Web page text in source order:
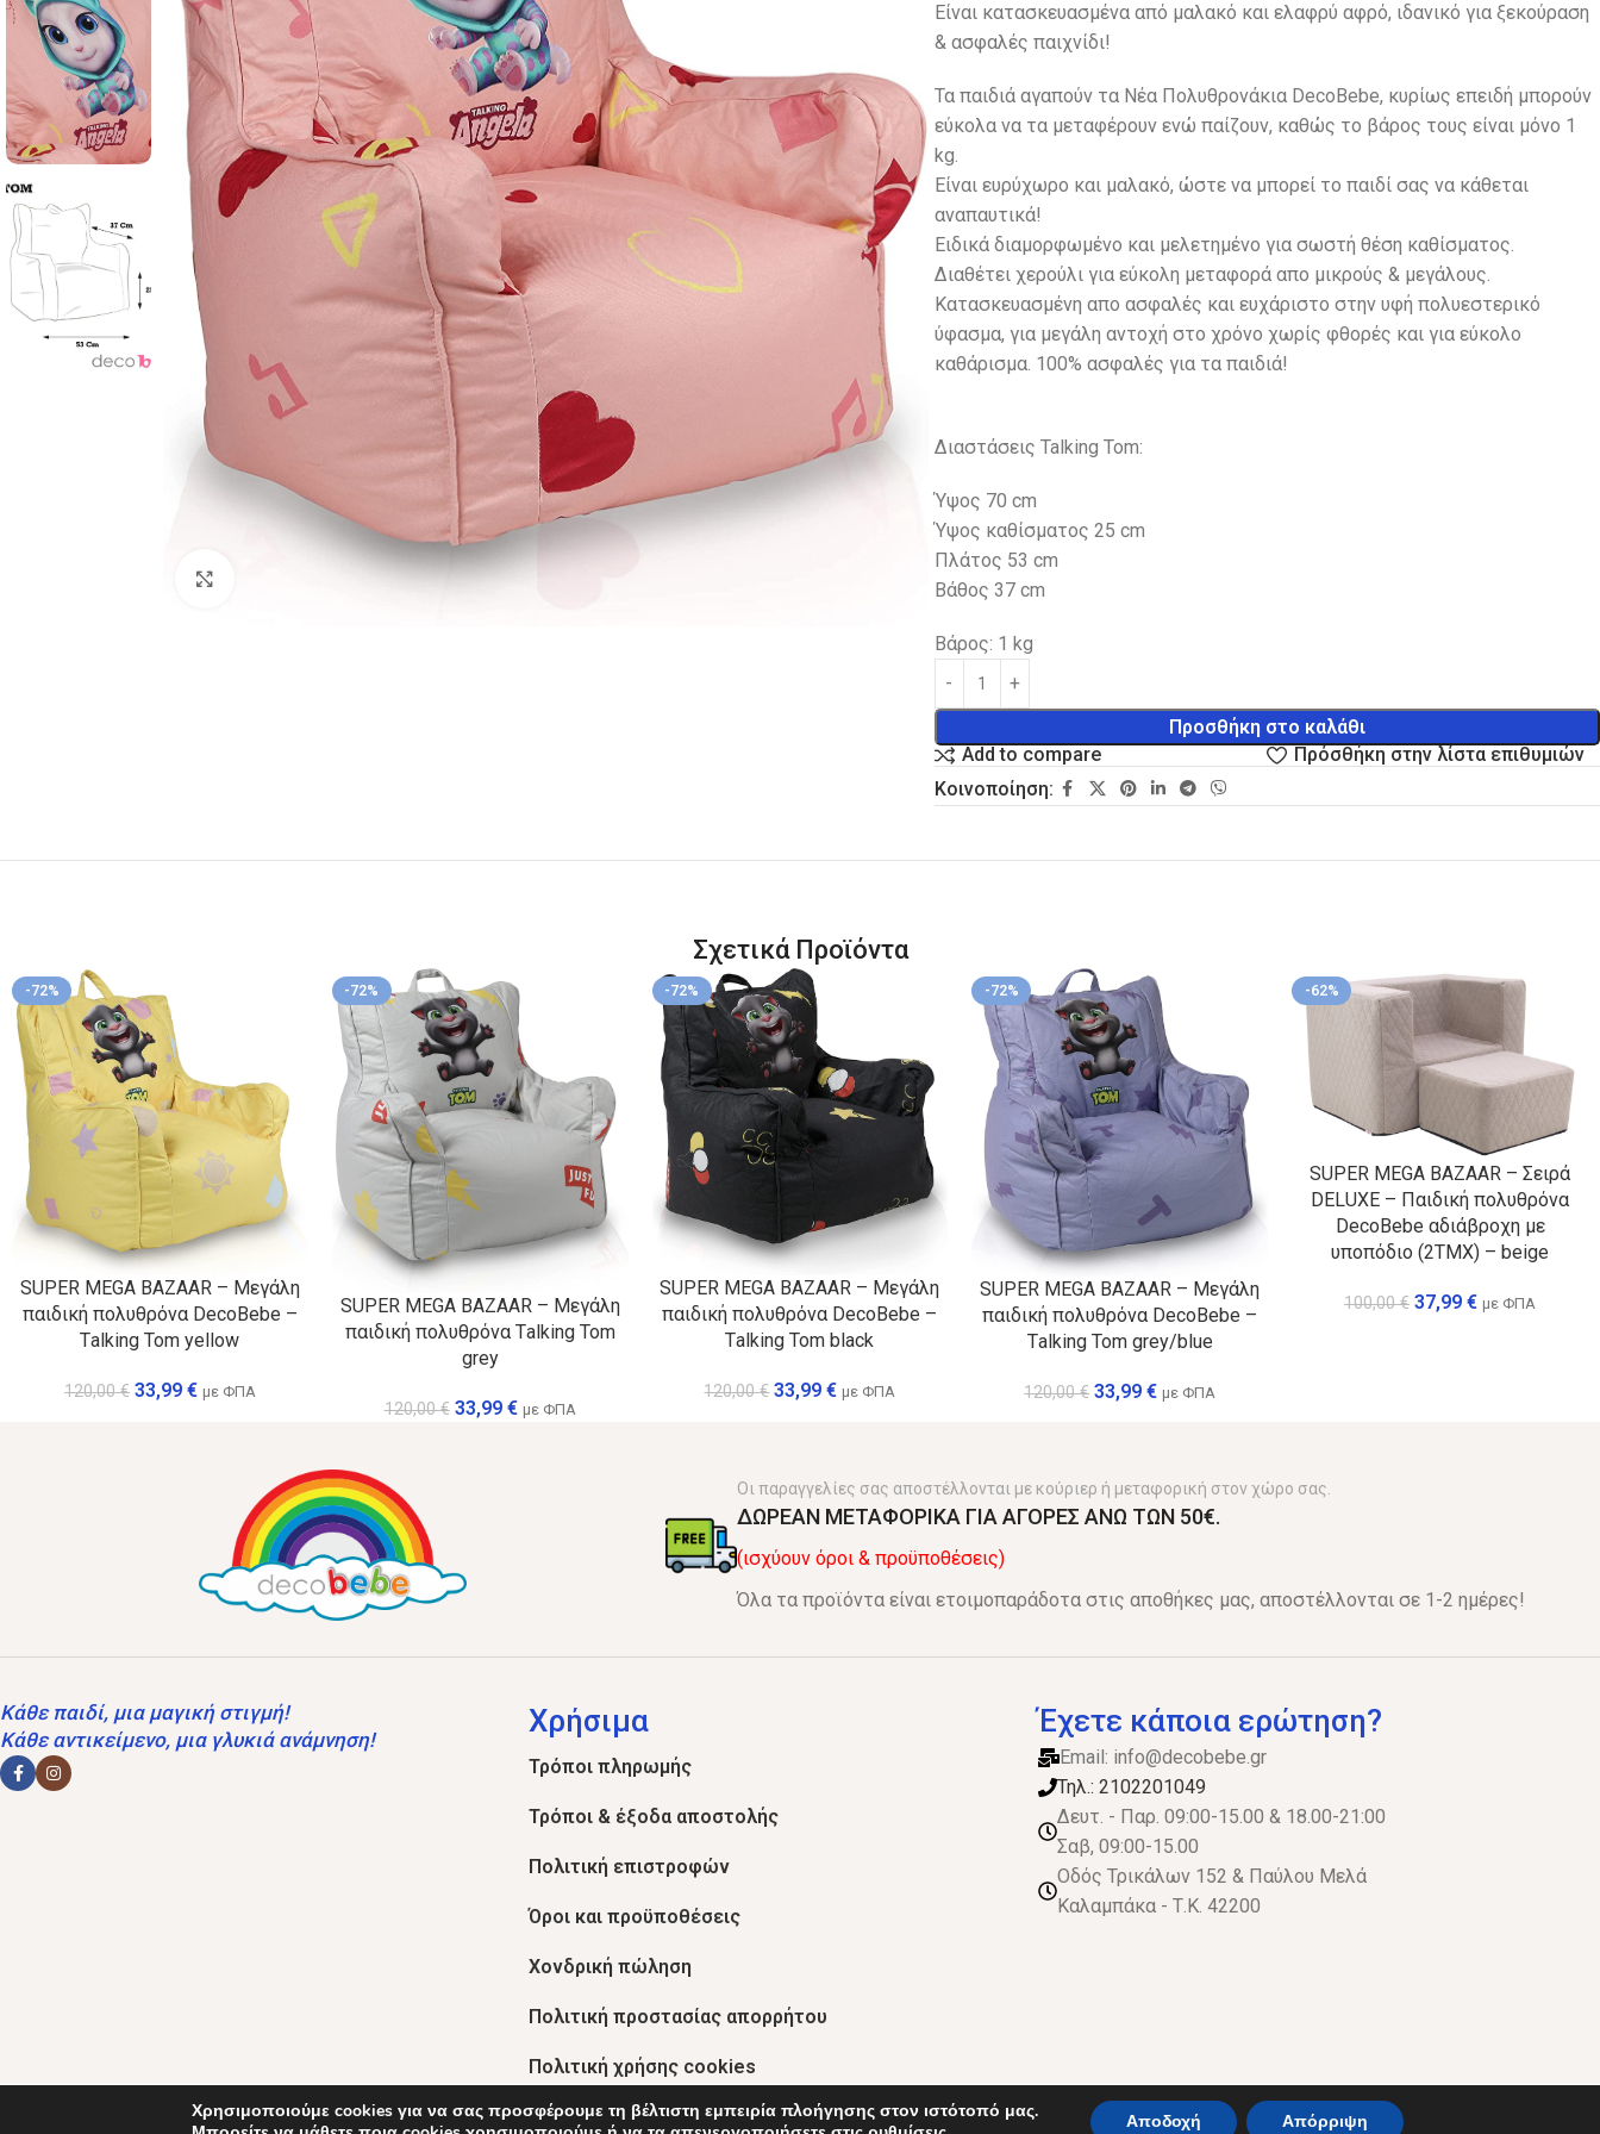
Είναι κατασκευασμένα από μαλακό και ελαφρύ αφρό, ιδανικό για ξεκούραση
& ασφαλές παιχνίδι!
Τα παιδιά αγαπούν τα Νέα Πολυθρονάκια DecoBebe, κυρίως επειδή μπορούν
εύκολα να τα μεταφέρουν ενώ παίζουν, καθώς το βάρος τους είναι μόνο 1
kg.
Eίναι ευρύχωρο και μαλακό, ώστε να μπορεί το παιδί σας να κάθεται
αναπαυτικά!
Ειδικά διαμορφωμένο και μελετημένο για σωστή θέση καθίσματος.
Διαθέτει χερούλι για εύκολη μεταφορά απο μικρούς & μεγάλους.
Κατασκευασμένη απο ασφαλές και ευχάριστο στην υφή πολυεστερικό
ύφασμα, για μεγάλη αντοχή στο χρόνο χωρίς φθορές και για εύκολο
καθάρισμα. 100% ασφαλές για τα παιδιά!
Διαστάσεις Talking Tom:
Ύψος 70 cm
Ύψος καθίσματος 25 cm
Πλάτος 53 cm
Βάθος 37 cm
Βάρος: 1 kg
Προσθήκη στο καλάθι
Add to compare
Πρόσθήκη στην λίστα επιθυμιών
Κοινοποίηση:
Σχετικά Προϊόντα
-72%
SUPER MEGA BAZAAR – Μεγάλη
παιδική πολυθρόνα DecoBebe –
Τalking Tom yellow
120,00€ 33,99 € με ΦΠΑ
-72%
SUPER MEGA BAZAAR – Μεγάλη
παιδική πολυθρόνα Τalking Tom
grey
120,00€ 33,99 € με ΦΠΑ
-72%
SUPER MEGA BAZAAR – Μεγάλη
παιδική πολυθρόνα DecoBebe –
Τalking Tom black
120,00€ 33,99€ με ΦΠΑ
-72%
SUPER MEGA BAZAAR – Μεγάλη
παιδική πολυθρόνα DecoBebe –
Τalking Tom grey/blue
120,00€ 33,99€ με ΦΠΑ
-62%
SUPER MEGA BAZAAR – Σειρά
DELUXE – Παιδική πολυθρόνα
DecoBebe αδιάβροχη με
υποπόδιο (2ΤΜΧ) – beige
100,00€ 37,99€ με ΦΠΑ
Οι παραγγελίες σας αποστέλλονται με κούριερ ή μεταφορική στον χώρο σας.
ΔΩΡΕΑΝ ΜΕΤΑΦΟΡΙΚΑ ΓΙΑ ΑΓΟΡΕΣ ΑΝΩ ΤΩΝ 50€.
(ισχύουν όροι & προϋποθέσεις)
Όλα τα προϊόντα είναι ετοιμοπαράδοτα στις αποθήκες μας, αποστέλλονται σε 1-2 ημέρες!
Κάθε παιδί, μια μαγική στιγμή!
Κάθε αντικείμενο, μια γλυκιά ανάμνηση!
Χρήσιμα
Τρόποι πληρωμής
Τρόποι & έξοδα αποστολής
Πολιτική επιστροφών
Όροι και προϋποθέσεις
Χονδρική πώληση
Πολιτική προστασίας απορρήτου
Πολιτική χρήσης cookies
Έχετε κάποια ερώτηση?
Email: info@decobebe.gr
Τηλ.: 2102201049
Δευτ. - Παρ. 09:00-15.00 & 18.00-21:00
Σαβ, 09:00-15.00
Οδός Τρικάλων 152 & Παύλου Μελά
Καλαμπάκα - Τ.Κ. 42200
Χρησιμοποιούμε cookies για να σας προσφέρουμε τη βέλτιστη εμπειρία πλοήγησης στον ιστότοπό μας.
Αποδοχή Απόρριψη